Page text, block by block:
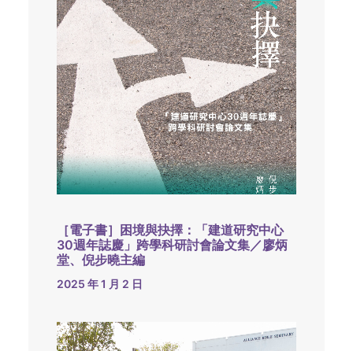
［電子書］困境與抉擇：「建道研究中心
30週年誌慶」跨學科研討會論文集／廖炳
堂、倪步曉主編
2025 年 1 月 2 日